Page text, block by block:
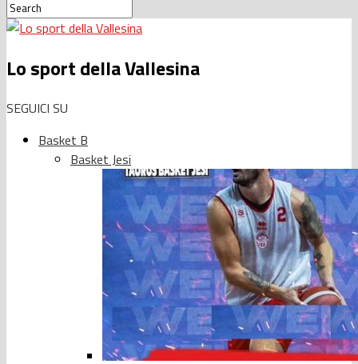
Lo sport della Vallesina
SEGUICI SU
Basket B
Basket Jesi